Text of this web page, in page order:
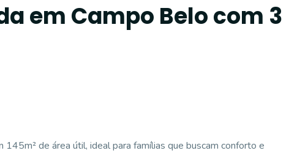
em Campo Belo com 3
de área útil, ideal para famílias que buscam conforto e